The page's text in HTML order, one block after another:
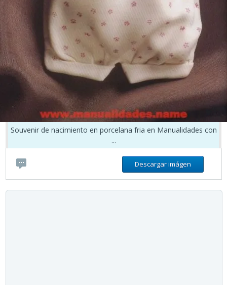
Souvenir de nacimiento en porcelana fria en Manualidades con
...
Descargar imágen